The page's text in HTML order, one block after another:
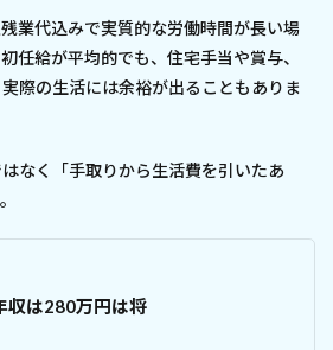
業代込みで実質的な労働時間が長い場
任給が平均的でも、住宅手当や賞与、
際の生活には余裕が出ることもありま
なく「手取りから生活費を引いたあ
収は280万円は将